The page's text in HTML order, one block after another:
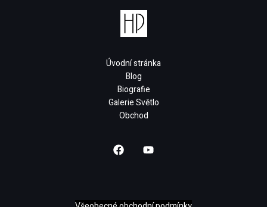
Úvodní stránka
Blog
Biografie
Galerie Světlo
Obchod